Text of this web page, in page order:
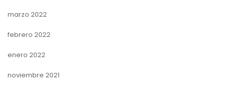
marzo 2022
febrero 2022
enero 2022
noviembre 2021